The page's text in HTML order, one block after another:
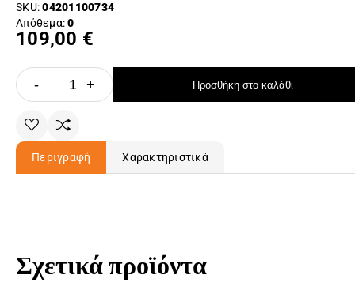
SKU:04201100734
Απόθεμα:0
109,00 €
- + Προσθήκη στο καλάθι
Περιγραφή Χαρακτηριστικά
Σχετικά προϊόντα